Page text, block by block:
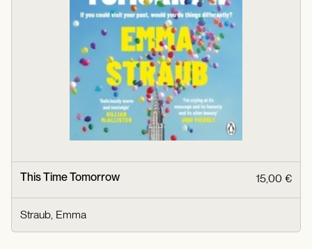
This Time Tomorrow 15,00 €
Straub, Emma